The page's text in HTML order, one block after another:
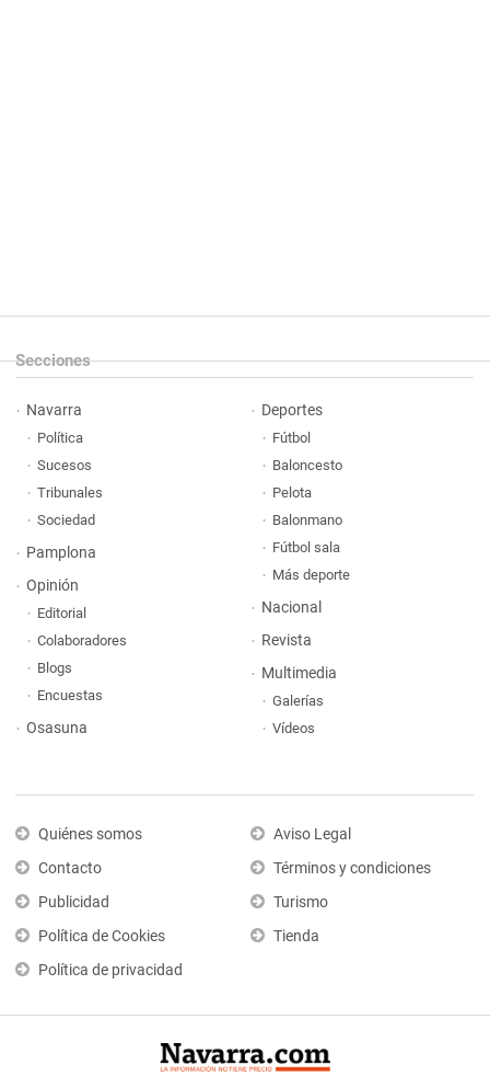
Secciones
Navarra
Política
Sucesos
Tribunales
Sociedad
Pamplona
Opinión
Editorial
Colaboradores
Blogs
Encuestas
Osasuna
Deportes
Fútbol
Baloncesto
Pelota
Balonmano
Fútbol sala
Más deporte
Nacional
Revista
Multimedia
Galerías
Vídeos
Quiénes somos
Contacto
Publicidad
Política de Cookies
Política de privacidad
Aviso Legal
Términos y condiciones
Turismo
Tienda